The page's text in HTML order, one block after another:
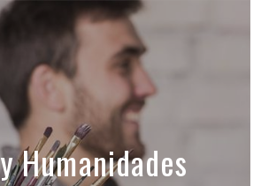
Humanidades